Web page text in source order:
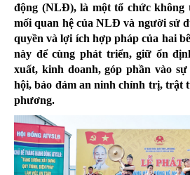
động (NLĐ), là một tổ chức không
mối quan hệ của NLĐ và người sử
quyền và lợi ích hợp pháp của hai
này để cùng phát triển, giữ ổn
xuất, kinh doanh, góp phần vào
hội, bảo đảm an ninh chính trị, trật
phương.